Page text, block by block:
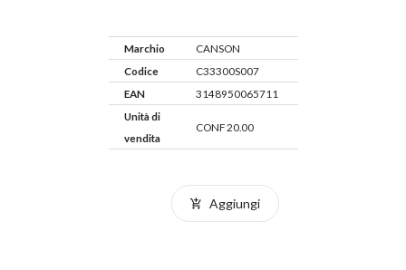
Marchio
CANSON
Codice
C33300S007
EAN
3148950065711
Unità di
vendita
CONF 20.00
Aggiungi